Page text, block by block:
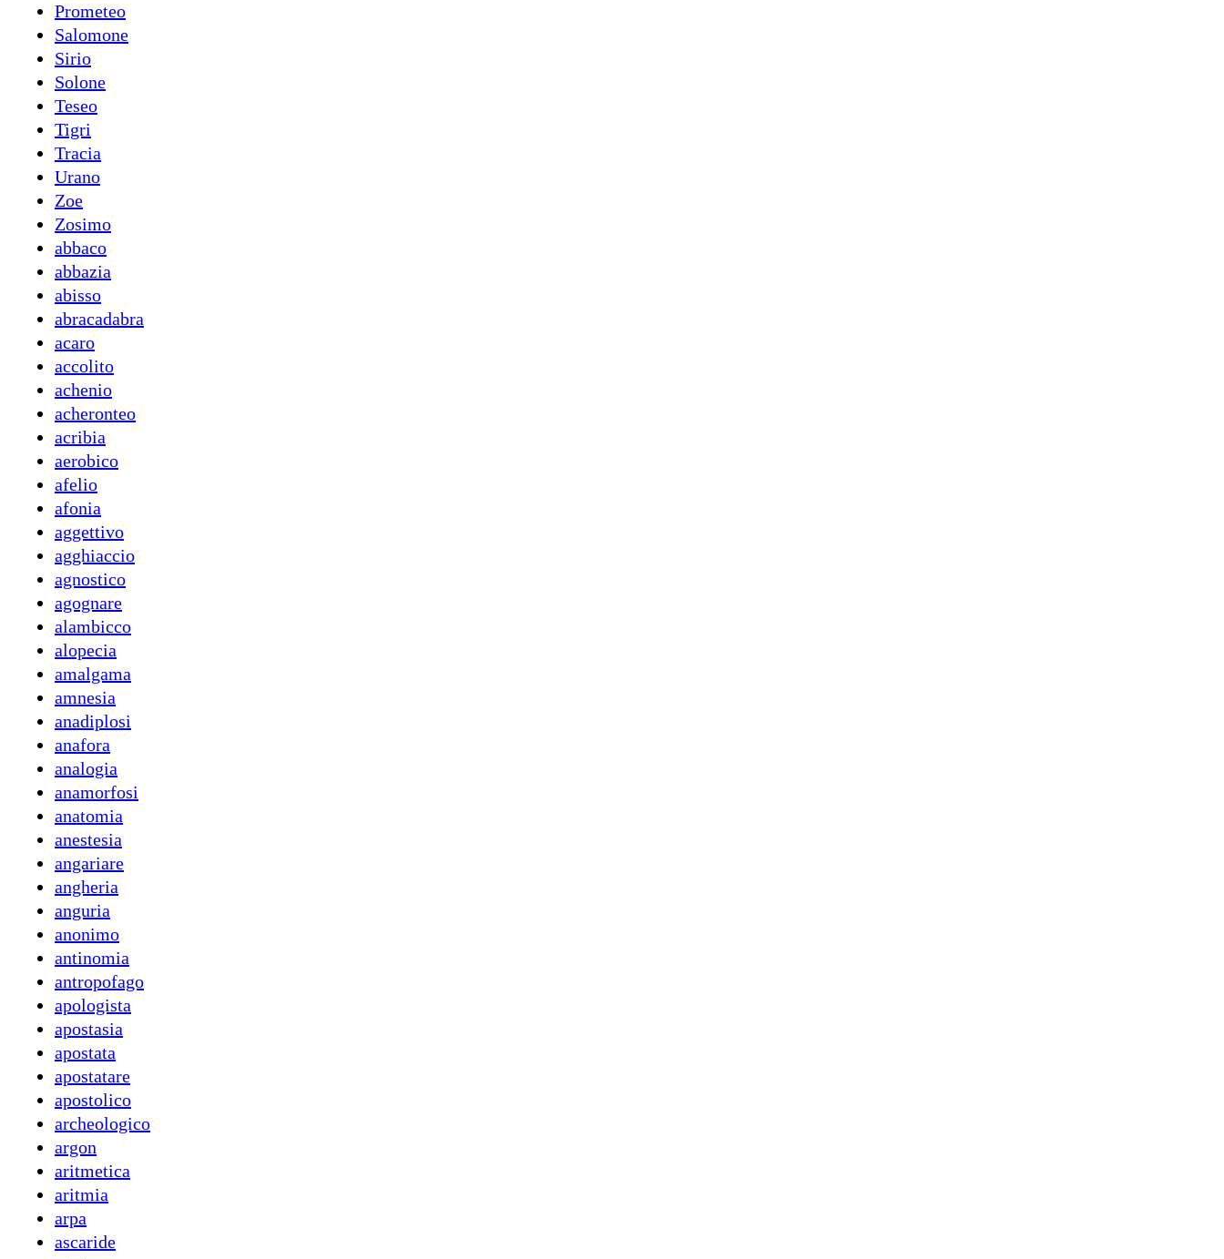
Prometeo
Salomone
Sirio
Solone
Teseo
Tigri
Tracia
Urano
Zoe
Zosimo
abbaco
abbazia
abisso
abracadabra
acaro
accolito
achenio
acheronteo
acribia
aerobico
afelio
afonia
aggettivo
agghiaccio
agnostico
agognare
alambicco
alopecia
amalgama
amnesia
anadiplosi
anafora
analogia
anamorfosi
anatomia
anestesia
angariare
angheria
anguria
anonimo
antinomia
antropofago
apologista
apostasia
apostata
apostatare
apostolico
archeologico
argon
aritmetica
aritmia
arpa
ascaride